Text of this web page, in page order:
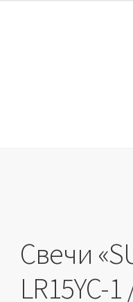
Свечи
LR15YC-